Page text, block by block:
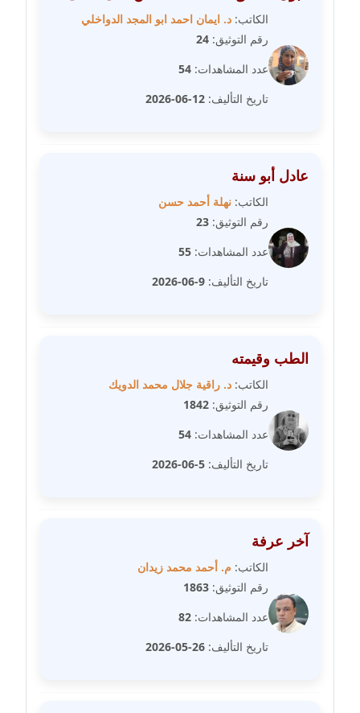
مدونة خولة سعيدان
عاملة
مدونة داليا السعيد
موقوف
مدونة داليا نور
عاملة
مدونة دعاء البدري
عاملة
مدونة دعاء الشاهد
عاملة
مدونة دينا عاصم
مدونة راقية الدويك
عاملة
مدونة رانيا ثروت
الكاتب: د. ايمان احمد ابو المجد الدواخلي
رقم التوثيق: 24
عدد المشاهدات: 54
تاريخ التأليف: 12-06-2026
عادل أبو سنة
الكاتب: نهلة أحمد حسن
رقم التوثيق: 23
عدد المشاهدات: 55
تاريخ التأليف: 9-06-2026
الطب وقيمته
الكاتب: د. راقية جلال محمد الدويك
رقم التوثيق: 1842
عدد المشاهدات: 54
تاريخ التأليف: 5-06-2026
آخر عرفة
الكاتب: م. أحمد محمد زيدان
رقم التوثيق: 1863
عدد المشاهدات: 82
تاريخ التأليف: 26-05-2026